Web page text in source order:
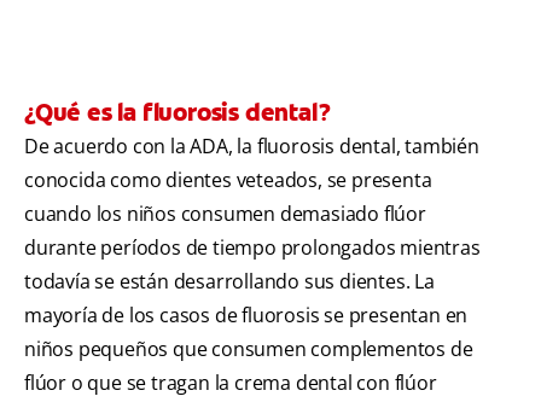
¿Qué es la fluorosis dental?
De acuerdo con la ADA, la fluorosis dental, también
conocida como dientes veteados, se presenta
cuando los niños consumen demasiado flúor
durante períodos de tiempo prolongados mientras
todavía se están desarrollando sus dientes. La
mayoría de los casos de fluorosis se presentan en
niños pequeños que consumen complementos de
flúor o que se tragan la crema dental con flúor